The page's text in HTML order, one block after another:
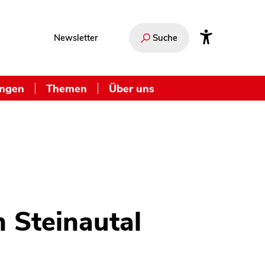
Newsletter Suche
Themen Über uns
Steinautal